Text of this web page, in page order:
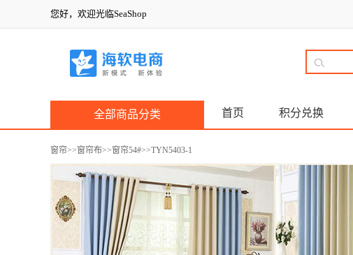
您好，欢迎光临SeaShop
全部商品分类 首页 积分兑换
窗帘>>窗帘布>>窗帘54#>>TYN5403-1